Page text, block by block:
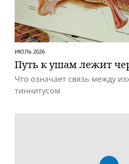
ИЮЛЬ 2026
Путь к ушам лежит
Что означает связь между
тиннитусом